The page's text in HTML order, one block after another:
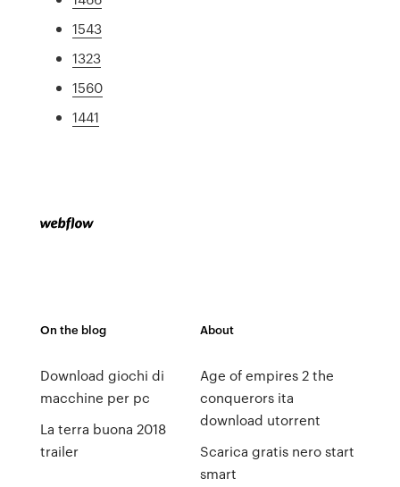
1543
1323
1560
1441
On the blog
Download giochi di
macchine per pc
La terra buona 2018
trailer
About
Age of empires 2 the
conquerors ita
download utorrent
Scarica gratis nero start
smart